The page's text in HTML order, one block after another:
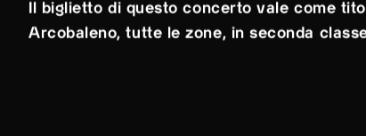
Il biglietto di questo concerto vale come
Arcobaleno, tutte le zone, in seconda